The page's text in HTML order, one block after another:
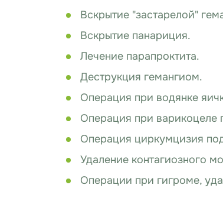
Вскрытие "застарелой"
Вскрытие панариция.
Лечение парапроктита.
Деструкция гемангиом.
Операция при водянке
Операция при варикоцеле
Операция циркумцизия
Удаление контагиозного
Операции при гигроме,